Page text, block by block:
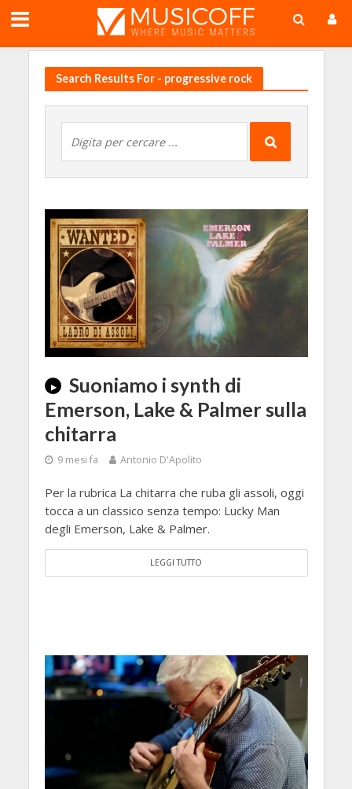
Search Results For - progressive rock
Suoniamo i synth di
Emerson, Lake & Palmer sulla
chitarra
9 mesi fa Antonio D'Apolito
Per la rubrica La chitarra che ruba gli assoli, oggi
tocca a un classico senza tempo: Lucky Man
degli Emerson, Lake & Palmer.
LEGGI TUTTO